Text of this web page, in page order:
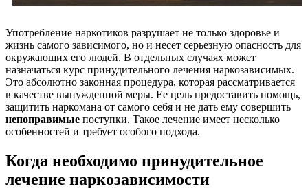
Употребление наркотиков разрушает не только здоровье и
жизнь самого зависимого, но и несет серьезную опасность для
окружающих его людей. В отдельных случаях может
назначаться курс принудительного лечения наркозависимых.
Это абсолютно законная процедура, которая рассматривается
в качестве вынужденной меры. Ее цель предоставить помощь,
защитить наркомана от самого себя и не дать ему совершить
непоправимые поступки. Такое лечение имеет несколько
особенностей и требует особого подхода.
Когда необходимо принудительное
лечение наркозависимости